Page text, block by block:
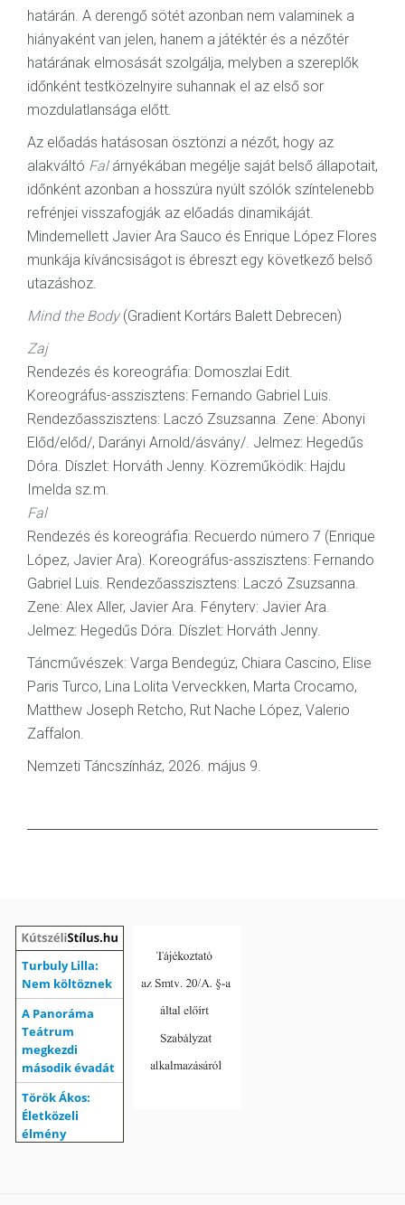
határán. A derengő sötét azonban nem valaminek a
hiányaként van jelen, hanem a játéktér és a nézőtér
határának elmosását szolgálja, melyben a szereplők
időnként testközelnyire suhannak el az első sor
mozdulatlansága előtt.
Az előadás hatásosan ösztönzi a nézőt, hogy az
alakváltó Falárnyékában megélje saját belső állapotait,
időnként azonban a hosszúra nyúlt szólók színtelenebb
refrénjei visszafogják az előadás dinamikáját.
Mindemellett Javier Ara Sauco és Enrique López Flores
munkája kíváncsiságot is ébreszt egy következő belső
utazáshoz.
Mind the Body (Gradient Kortárs Balett Debrecen)
Zaj
Rendezés és koreográfia: Domoszlai Edit.
Koreográfus-asszisztens: Fernando Gabriel Luis.
Rendezőasszisztens: Laczó Zsuzsanna. Zene: Abonyi
Előd/előd/, Darányi Arnold/ásvány/. Jelmez: Hegedűs
Dóra. Díszlet: Horváth Jenny. Közreműködik: Hajdu
Imelda sz.m.
Fal
Rendezés és koreográfia: Recuerdo número 7 (Enrique
López, Javier Ara). Koreográfus-asszisztens: Fernando
Gabriel Luis. Rendezőasszisztens: Laczó Zsuzsanna.
Zene: Alex Aller, Javier Ara. Fényterv: Javier Ara.
Jelmez: Hegedűs Dóra. Díszlet: Horváth Jenny.
Táncművészek: Varga Bendegúz, Chiara Cascino, Elise
Paris Turco, Lina Lolita Verveckken, Marta Crocamo,
Matthew Joseph Retcho, Rut Nache López, Valerio
Zaffalon.
Nemzeti Táncszínház, 2026. május 9.